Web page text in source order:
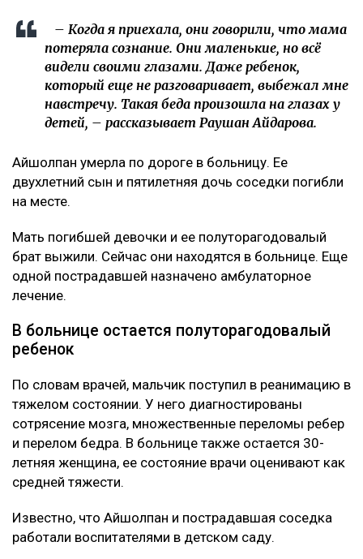
– Когда я приехала, они говорили, что мама
потеряла сознание. Они маленькие, но всё
видели своими глазами. Даже ребенок,
который еще не разговаривает, выбежал мне
навстречу. Такая беда произошла на глазах у
детей, – рассказывает Раушан Айдарова.
Айшолпан умерла по дороге в больницу. Ее
двухлетний сын и пятилетняя дочь соседки погибли
на месте.
Мать погибшей девочки и ее полуторагодовалый
брат выжили. Сейчас они находятся в больнице. Еще
одной пострадавшей назначено амбулаторное
лечение.
В больнице остается полуторагодовалый
ребенок
По словам врачей, мальчик поступил в реанимацию в
тяжелом состоянии. У него диагностированы
сотрясение мозга, множественные переломы ребер
и перелом бедра. В больнице также остается 30-
летняя женщина, ее состояние врачи оценивают как
средней тяжести.
Известно, что Айшолпан и пострадавшая соседка
работали воспитателями в детском саду.